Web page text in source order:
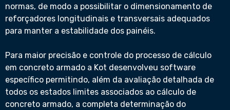
normas, de modo a possibilitar o dimensionamento de
reforçadores longitudinais e transversais adequados
para manter a estabilidade dos painéis.
Para maior precisão e controle do processo de cálculo
em concreto armado a Kot desenvolveu software
específico permitindo, além da avaliação detalhada de
todos os estados limites associados ao cálculo de
concreto armado, a completa determinação do